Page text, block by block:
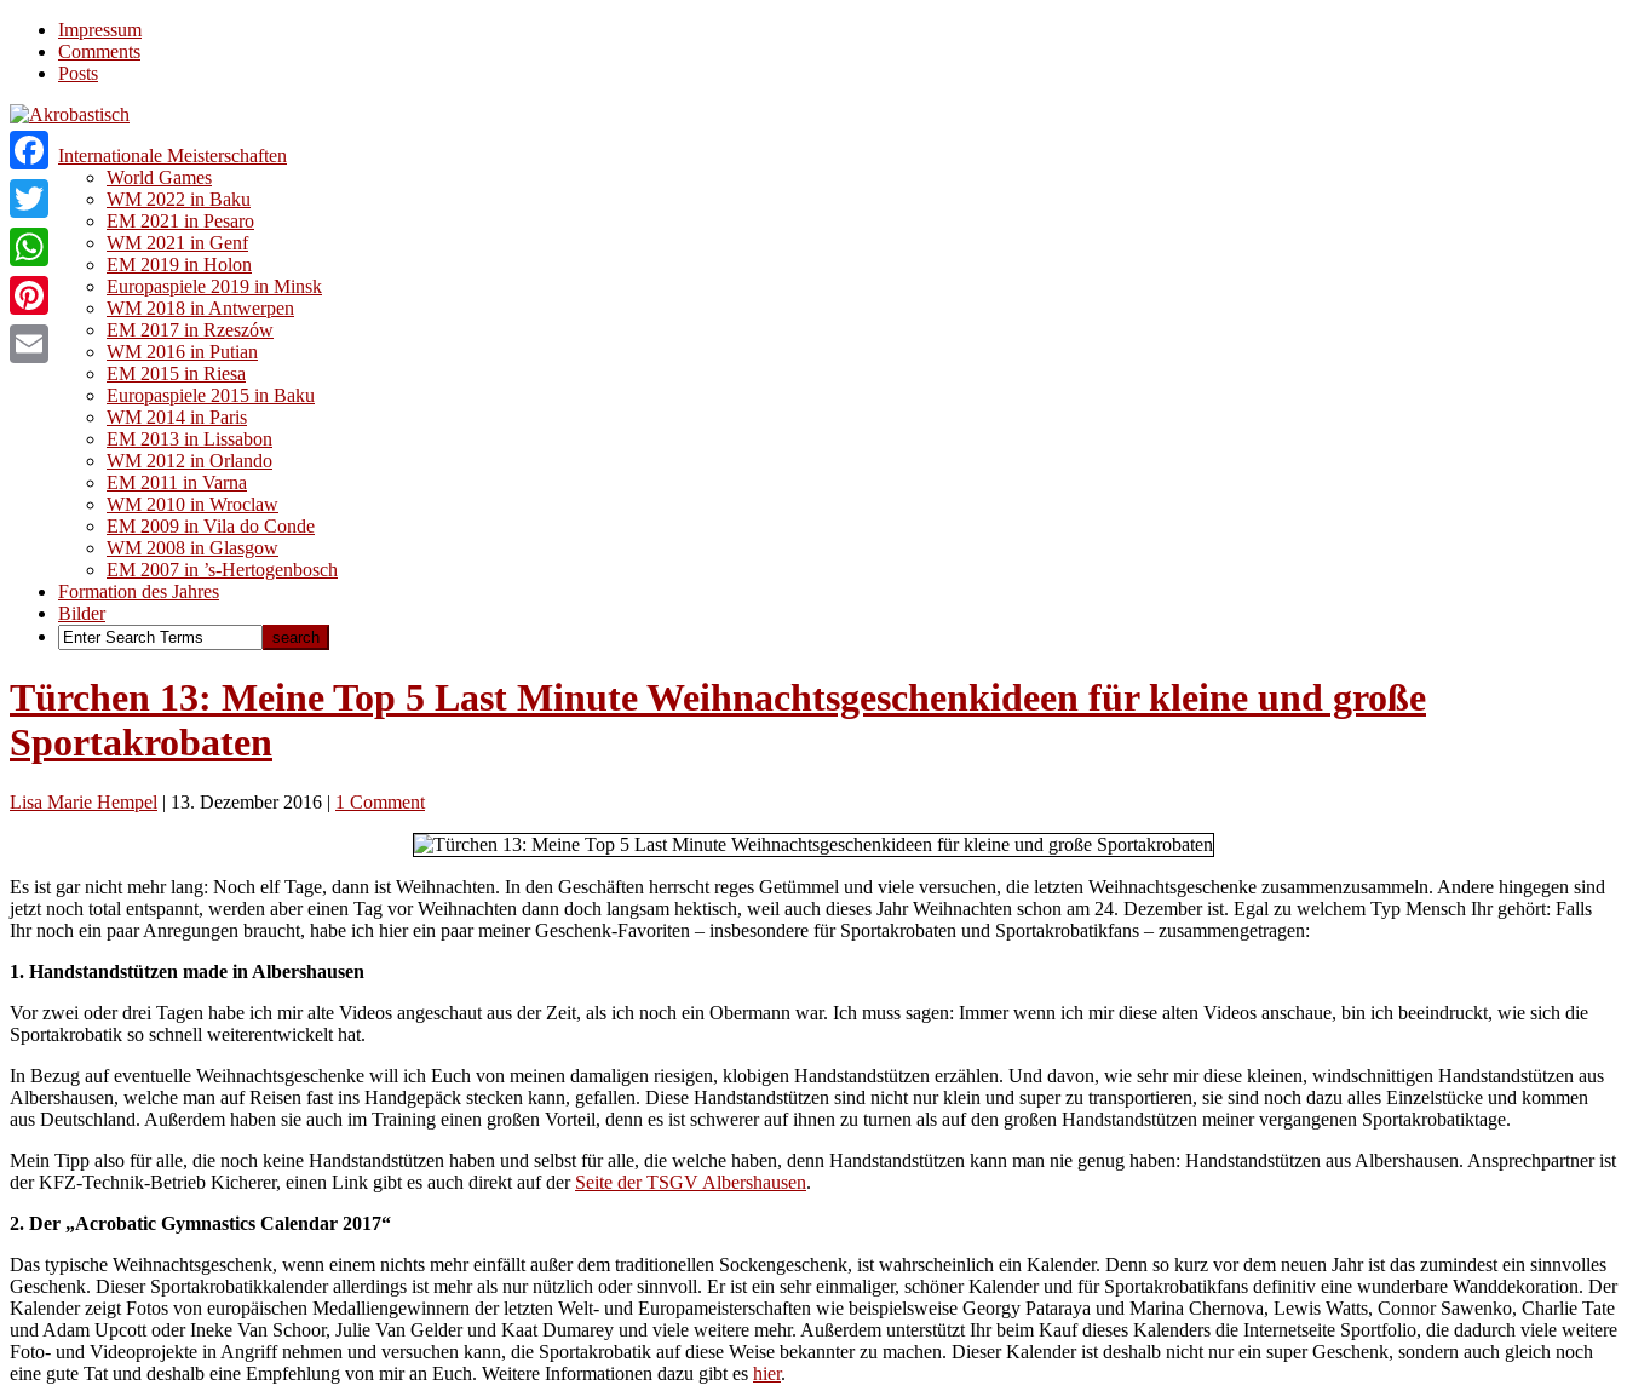
Impressum
Comments
Posts
Internationale Meisterschaften
World Games
WM 2022 in Baku
EM 2021 in Pesaro
WM 2021 in Genf
EM 2019 in Holon
Europaspiele 2019 in Minsk
WM 2018 in Antwerpen
EM 2017 in Rzeszów
WM 2016 in Putian
EM 2015 in Riesa
Europaspiele 2015 in Baku
WM 2014 in Paris
EM 2013 in Lissabon
WM 2012 in Orlando
EM 2011 in Varna
WM 2010 in Wroclaw
EM 2009 in Vila do Conde
WM 2008 in Glasgow
EM 2007 in ’s-Hertogenbosch
Formation des Jahres
Bilder
Türchen 13: Meine Top 5 Last Minute Weihnachtsgeschenkideen für kleine und große
Sportakrobaten
Lisa Marie Hempel | 13. Dezember 2016 | 1 Comment
Es ist gar nicht mehr lang: Noch elf Tage, dann ist Weihnachten. In den Geschäften herrscht reges Getümmel und viele versuchen, die letzten Weihnachtsgeschenke zusammenzusammeln. Andere hingegen sind
jetzt noch total entspannt, werden aber einen Tag vor Weihnachten dann doch langsam hektisch, weil auch dieses Jahr Weihnachten schon am 24. Dezember ist. Egal zu welchem Typ Mensch Ihr gehört: Falls
Ihr noch ein paar Anregungen braucht, habe ich hier ein paar meiner Geschenk-Favoriten – insbesondere für Sportakrobaten und Sportakrobatikfans – zusammengetragen:
1. Handstandstützen made in Albershausen
Vor zwei oder drei Tagen habe ich mir alte Videos angeschaut aus der Zeit, als ich noch ein Obermann war. Ich muss sagen: Immer wenn ich mir diese alten Videos anschaue, bin ich beeindruckt, wie sich die
Sportakrobatik so schnell weiterentwickelt hat.
In Bezug auf eventuelle Weihnachtsgeschenke will ich Euch von meinen damaligen riesigen, klobigen Handstandstützen erzählen. Und davon, wie sehr mir diese kleinen, windschnittigen Handstandstützen aus
Albershausen, welche man auf Reisen fast ins Handgepäck stecken kann, gefallen. Diese Handstandstützen sind nicht nur klein und super zu transportieren, sie sind noch dazu alles Einzelstücke und kommen
aus Deutschland. Außerdem haben sie auch im Training einen großen Vorteil, denn es ist schwerer auf ihnen zu turnen als auf den großen Handstandstützen meiner vergangenen Sportakrobatiktage.
Mein Tipp also für alle, die noch keine Handstandstützen haben und selbst für alle, die welche haben, denn Handstandstützen kann man nie genug haben: Handstandstützen aus Albershausen. Ansprechpartner ist
der KFZ-Technik-Betrieb Kicherer, einen Link gibt es auch direkt auf der Seite der TSGV Albershausen.
2. Der „Acrobatic Gymnastics Calendar 2017“
Das typische Weihnachtsgeschenk, wenn einem nichts mehr einfällt außer dem traditionellen Sockengeschenk, ist wahrscheinlich ein Kalender. Denn so kurz vor dem neuen Jahr ist das zumindest ein sinnvolles
Geschenk. Dieser Sportakrobatikkalender allerdings ist mehr als nur nützlich oder sinnvoll. Er ist ein sehr einmaliger, schöner Kalender und für Sportakrobatikfans definitiv eine wunderbare Wanddekoration. Der
Kalender zeigt Fotos von europäischen Medalliengewinnern der letzten Welt- und Europameisterschaften wie beispielsweise Georgy Pataraya und Marina Chernova, Lewis Watts, Connor Sawenko, Charlie Tate
und Adam Upcott oder Ineke Van Schoor, Julie Van Gelder und Kaat Dumarey und viele weitere mehr. Außerdem unterstützt Ihr beim Kauf dieses Kalenders die Internetseite Sportfolio, die dadurch viele weitere
Foto- und Videoprojekte in Angriff nehmen und versuchen kann, die Sportakrobatik auf diese Weise bekannter zu machen. Dieser Kalender ist deshalb nicht nur ein super Geschenk, sondern auch gleich noch
eine gute Tat und deshalb eine Empfehlung von mir an Euch. Weitere Informationen dazu gibt es hier.
Facebook
Twitter
WhatsApp
Pinterest